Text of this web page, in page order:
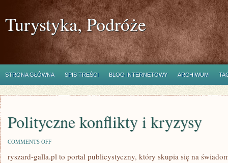
Turystyka, Podróże
STRONA GŁÓWNA SPIS TREŚCI BLOG INTERNETOWY ARCHIWUM
Polityczne konflikty i kryzysy
COMMENTS OFFON
KONFLIKTY
ryszard-galla.pl to portal publicystyczny, który skupia się na